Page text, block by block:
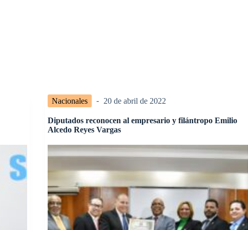
Nacionales 20 de abril de 2022
Diputados reconocen al empresario y filántropo Emilio
Alcedo Reyes Vargas